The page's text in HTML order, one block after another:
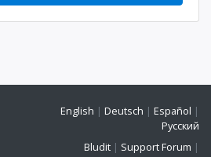
English | Deutsch | Español |
Русский
Bludit | Support Forum |